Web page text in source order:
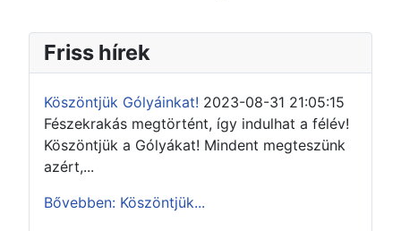
Friss hírek
Köszöntjük Gólyáinkat! 2023-08-31 21:05:15
Fészekrakás megtörtént, így indulhat a félév!
Köszöntjük a Gólyákat! Mindent megteszünk
azért,...
Bővebben: Köszöntjük...